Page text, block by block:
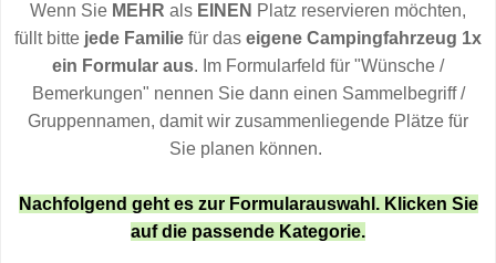
Wenn Sie MEHR als EINEN Platz reservieren möchten,
füllt bitte jede Familie für das eigene Campingfahrzeug 1x
ein Formular aus. Im Formularfeld für "Wünsche /
Bemerkungen" nennen Sie dann einen Sammelbegriff /
Gruppennamen, damit wir zusammenliegende Plätze für
Sie planen können.
Nachfolgend geht es zur Formularauswahl. Klicken Sie
auf die passende Kategorie.